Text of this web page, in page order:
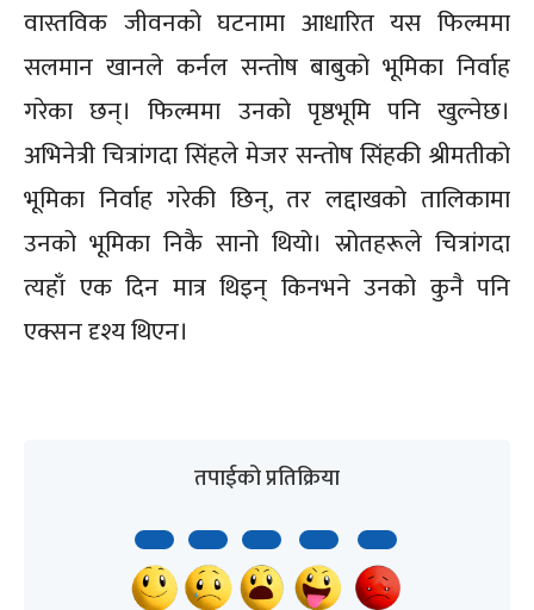
वास्तविक जीवनको घटनामा आधारित यस फिल्ममा
सलमान खानले कर्नल सन्तोष बाबुको भूमिका निर्वाह
गरेका छन्। फिल्ममा उनको पृष्ठभूमि पनि खुल्नेछ।
अभिनेत्री चित्रांगदा सिंहले मेजर सन्तोष सिंहकी श्रीमतीको
भूमिका निर्वाह गरेकी छिन्, तर लद्दाखको तालिकामा
उनको भूमिका निकै सानो थियो। स्रोतहरूले चित्रांगदा
त्यहाँ एक दिन मात्र थिइन् किनभने उनको कुनै पनि
एक्सन दृश्य थिएन।
तपाईको प्रतिक्रिया